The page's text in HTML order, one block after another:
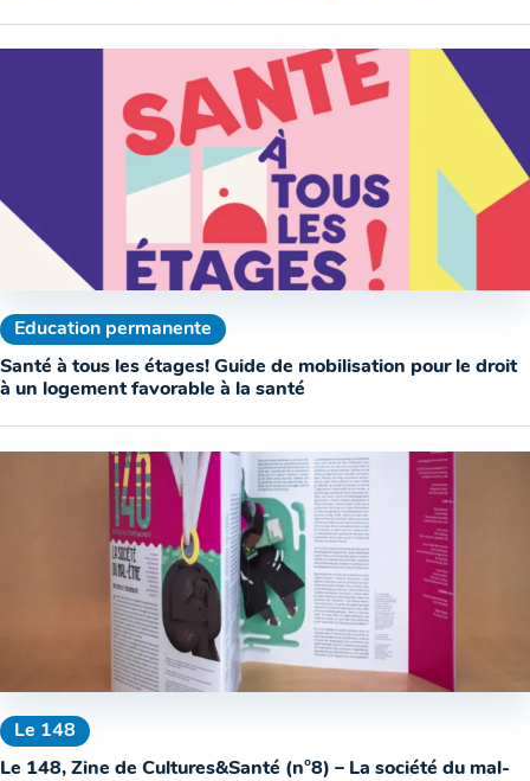
Education permanente
Santé à tous les étages! Guide de mobilisation pour le droit
à un logement favorable à la santé
Le 148
Le 148, Zine de Cultures&Santé (n°8) – La société du mal-